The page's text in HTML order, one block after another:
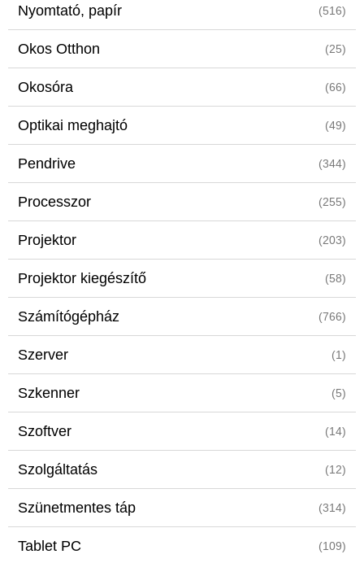
Nyomtató, papír (516)
Okos Otthon (25)
Okosóra (66)
Optikai meghajtó (49)
Pendrive (344)
Processzor (255)
Projektor (203)
Projektor kiegészítő (58)
Számítógépház (766)
Szerver (1)
Szkenner (5)
Szoftver (14)
Szolgáltatás (12)
Szünetmentes táp (314)
Tablet PC (109)